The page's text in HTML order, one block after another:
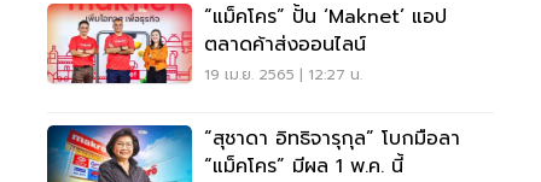
“แม็คโคร” ปั้น ‘maknet’ แอป
ตลาดค้าส่งออนไลน์
19 เม.ย. 2565 | 12:27 น.
“สุชาดา อิทธิจารุกุล” โบกมือลา
“แม็คโคร” มีผล 1 พ.ค. นี้